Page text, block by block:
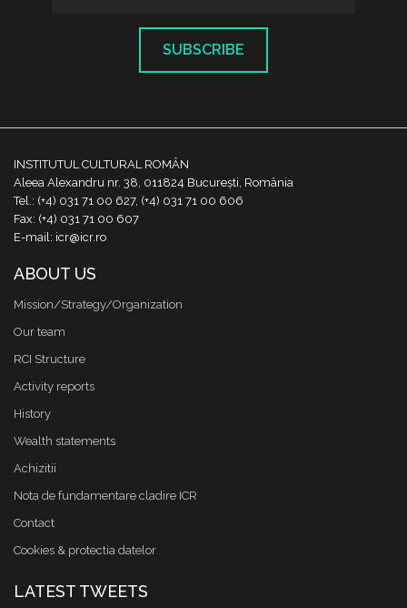
SUBSCRIBE
INSTITUTUL CULTURAL ROMÂN
Aleea Alexandru nr. 38, 011824 București, România
Tel.: (+4) 031 71 00 627, (+4) 031 71 00 606
Fax: (+4) 031 71 00 607
E-mail: icr@icr.ro
ABOUT US
Mission/Strategy/Organization
Our team
RCI Structure
Activity reports
History
Wealth statements
Achizitii
Nota de fundamentare cladire ICR
Contact
Cookies & protectia datelor
LATEST TWEETS